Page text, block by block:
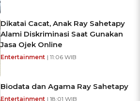
Dikatai Cacat, Anak Ray Sahetapy
Alami Diskriminasi Saat Gunakan
Jasa Ojek Online
Entertainment | 11:06 WIB
Biodata dan Agama Ray Sahetapy
Entertainment | 18:01 WIB